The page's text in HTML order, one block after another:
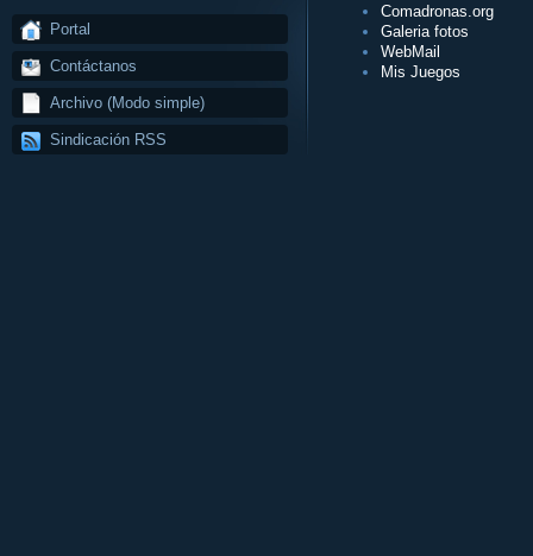
Portal
Contáctanos
Archivo (Modo simple)
Sindicación RSS
Comadronas.org
Galeria fotos
WebMail
Mis Juegos